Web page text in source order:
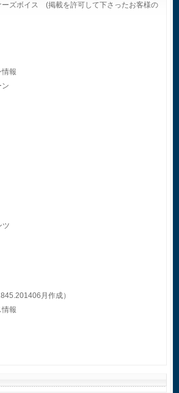
ズボイス (掲載を許可して下さったお客様の
報
ン
ツ
月作成）
報